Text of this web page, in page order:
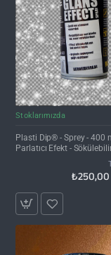
Stoklarımızda
Plasti Dip® - Sprey - 400
Parlatıcı Efekt - Sökülebilir
₺250,00